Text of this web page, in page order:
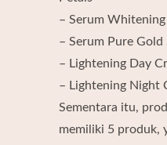
– Serum Whitening
– Serum Pure
– Lightening Day
– Lightening Night
Sementara itu,
memiliki 5 produk,